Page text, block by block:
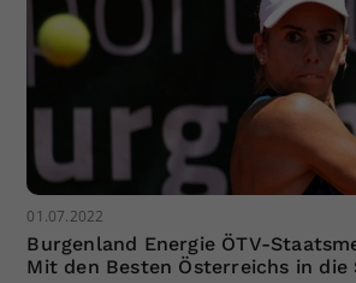
01.07.2022
Burgenland Energie ÖTV-
Mit den Besten Österreichs in die